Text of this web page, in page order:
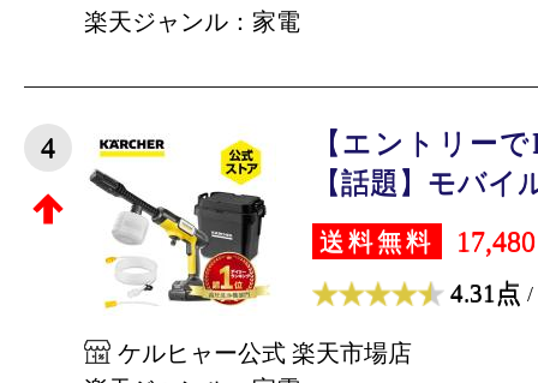
楽天ジャンル：家電
4
【エントリー
【話題】モバイ
送料無料
4.31点 /
ケルヒャー公式 楽天市場店